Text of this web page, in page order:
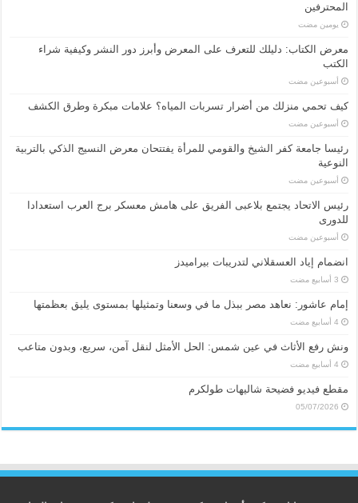
المحترفين
‏يومين مضت
معرض الكتاب: دليلك للتعرف على المعرض وأبرز دور النشر وكيفية شراء
الكتب
‏أسبوعين مضت
كيف تحمي منزلك من أضرار تسربات المياه؟ علامات مبكرة وطرق الكشف
‏أسبوعين مضت
رئيسا جامعة كفر الشيخ والقومي للمرأة يفتتحان معرض النسيج الذكي بالتربية
النوعية
‏أسبوعين مضت
رئيس الاتحاد يجتمع بلاعبى الفريق على هامش معسكر برج العرب استعدادا
للدورى
‏أسبوعين مضت
انضمام إياد العسقلاني لتدريبات بيراميدز
إمام عاشور: نعاهد مصر ببذل ما في وسعنا وتمثيلها بمستوى يليق بعظمتها
ونش رفع الأثاث في عين شمس: الحل الأمثل لنقل آمن، سريع، وبدون متاعب
مقطع فيديو فضيحة شاليهات طولكرم
05/07/2026